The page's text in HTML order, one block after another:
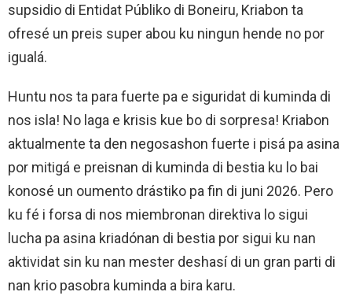
supsidio di Entidat Públiko di Boneiru, Kriabon ta
ofresé un preis super abou ku ningun hende no por
igualá.
Huntu nos ta para fuerte pa e siguridat di kuminda di
nos isla! No laga e krisis kue bo di sorpresa! Kriabon
aktualmente ta den negosashon fuerte i pisá pa asina
por mitigá e preisnan di kuminda di bestia ku lo bai
konosé un oumento drástiko pa fin di juni 2026. Pero
ku fé i forsa di nos miembronan direktiva lo sigui
lucha pa asina kriadónan di bestia por sigui ku nan
aktividat sin ku nan mester deshasí di un gran parti di
nan krio pasobra kuminda a bira karu.